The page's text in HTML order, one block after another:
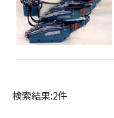
検索結果:2件